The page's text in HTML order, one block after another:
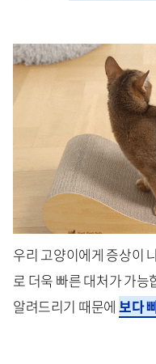
우리 고양이에게 증상이
로 더욱 빠른 대처가 가능
알려드리기 때문에 보다